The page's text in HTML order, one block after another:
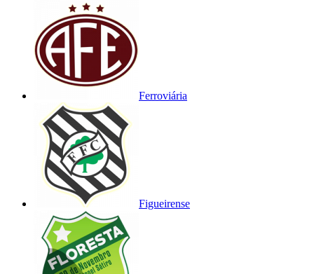
Ferroviária
Figueirense